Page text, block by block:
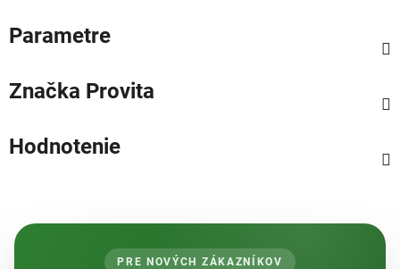
Parametre
Značka Provita
Hodnotenie
PRE NOVÝCH ZÁKAZNÍKOV